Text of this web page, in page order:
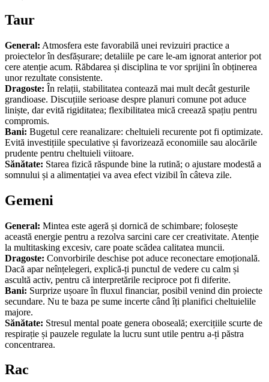
Taur
General: Atmosfera este favorabilă unei revizuiri practice a
proiectelor în desfășurare; detaliile pe care le-am ignorat anterior pot
cere atenție acum. Răbdarea și disciplina te vor sprijini în obținerea
unor rezultate consistente.
Dragoste: În relații, stabilitatea contează mai mult decât gesturile
grandioase. Discuțiile serioase despre planuri comune pot aduce
liniște, dar evită rigiditatea; flexibilitatea mică creează spațiu pentru
compromis.
Bani: Bugetul cere reanalizare: cheltuieli recurente pot fi optimizate.
Evită investițiile speculative și favorizează economiile sau alocările
prudente pentru cheltuieli viitoare.
Sănătate: Starea fizică răspunde bine la rutină; o ajustare modestă a
somnului și a alimentației va avea efect vizibil în câteva zile.
Gemeni
General: Mintea este ageră și dornică de schimbare; folosește
această energie pentru a rezolva sarcini care cer creativitate. Atenție
la multitasking excesiv, care poate scădea calitatea muncii.
Dragoste: Convorbirile deschise pot aduce reconectare emoțională.
Dacă apar neînțelegeri, explică-ți punctul de vedere cu calm și
ascultă activ, pentru că interpretările reciproce pot fi diferite.
Bani: Surprize ușoare în fluxul financiar, posibil venind din proiecte
secundare. Nu te baza pe sume incerte când îți planifici cheltuielile
majore.
Sănătate: Stresul mental poate genera oboseală; exercițiile scurte de
respirație și pauzele regulate la lucru sunt utile pentru a-ți păstra
concentrarea.
Rac